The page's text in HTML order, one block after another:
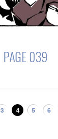
PAGE 039
3 4 5 6